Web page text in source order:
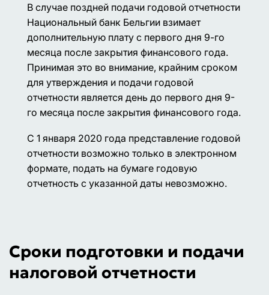
В случае поздней подачи годовой отчетности
Национальный банк Бельгии взимает
дополнительную плату с первого дня 9-го
месяца после закрытия финансового года.
Принимая это во внимание, крайним сроком
для утверждения и подачи годовой
отчетности является день до первого дня 9-
го месяца после закрытия финансового года.
С 1 января 2020 года представление годовой
отчетности возможно только в электронном
формате, подать на бумаге годовую
отчетность с указанной даты невозможно.
Сроки подготовки и подачи
налоговой отчетности